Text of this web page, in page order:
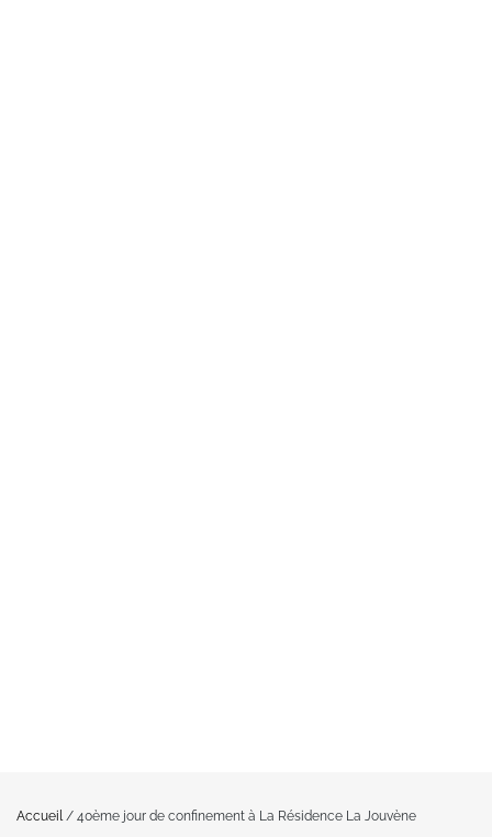
Accueil/ 40ème jour de confinement à La Résidence La Jouvène